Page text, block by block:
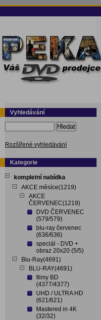
Vyhledávání
Hledat
Rozšířené vyhledávání
Kategorie
kompletní nabídka
AKCE měsíce(1219)
AKCE
ČERVENEC(1219)
DVD ČERVENEC
(579/579)
blu-ray červenec
(636/636)
speciál - DVD +
obraz 20x20 (5/5)
Blu-Ray(4691)
BLU-RAY(4691)
filmy BD
(4377/4377)
UHD / ULTRA HD
(621/621)
Mastered in 4K
(32/32)